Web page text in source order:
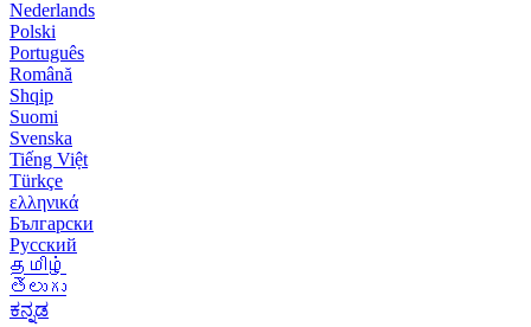
Nederlands
Polski
Português
Română
Shqip
Suomi
Svenska
Tiếng Việt
Türkçe
ελληνικά
Български
Русский
தமிழ்
తెలుగు
ಕನ್ನಡ